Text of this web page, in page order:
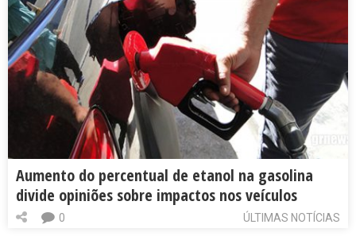
Aumento do percentual de etanol na gasolina
divide opiniões sobre impactos nos veículos
ÚLTIMAS NOTÍCIAS
0